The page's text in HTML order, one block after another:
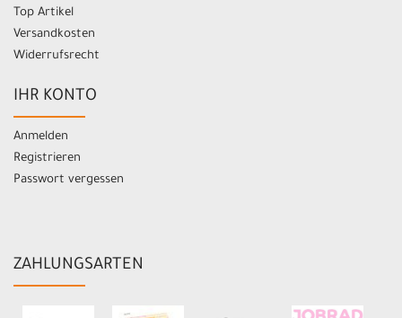
Top Artikel
Versandkosten
Widerrufsrecht
IHR KONTO
Anmelden
Registrieren
Passwort vergessen
ZAHLUNGSARTEN